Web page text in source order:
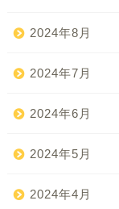
2024年8月
2024年7月
2024年6月
2024年5月
2024年4月